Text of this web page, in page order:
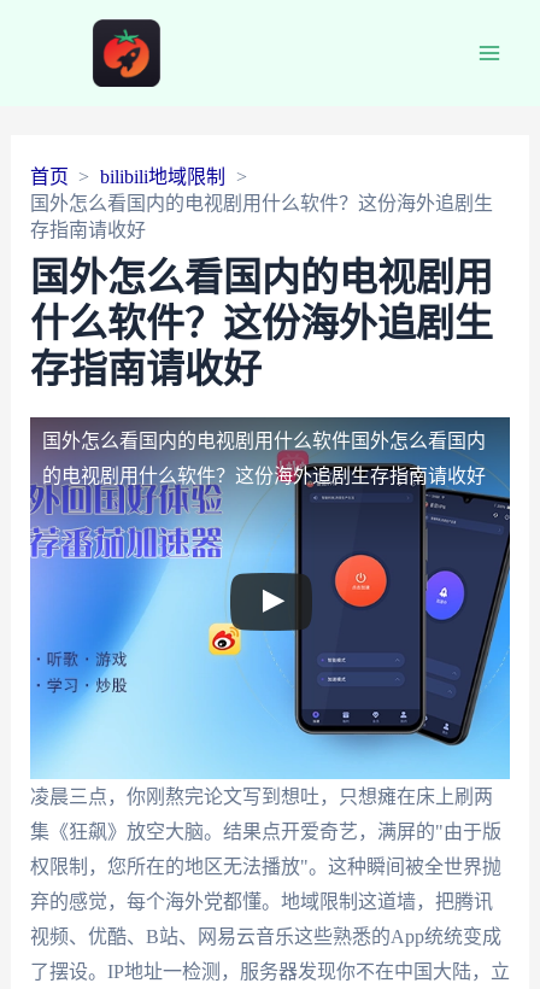
首页
bilibili地域限制
国外怎么看国内的电视剧用什么软件？这份海外追剧生
存指南请收好
国外怎么看国内的电视剧用
什么软件？这份海外追剧生
存指南请收好
国外怎么看国内的电视剧用什么软件国外怎么看国内
的电视剧用什么软件？这份海外追剧生存指南请收好
凌晨三点，你刚熬完论文写到想吐，只想瘫在床上刷两
集《狂飙》放空大脑。结果点开爱奇艺，满屏的"由于版
权限制，您所在的地区无法播放"。这种瞬间被全世界抛
弃的感觉，每个海外党都懂。地域限制这道墙，把腾讯
视频、优酷、B站、网易云音乐这些熟悉的App统统变成
了摆设。IP地址一检测，服务器发现你不在中国大陆，立